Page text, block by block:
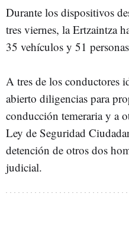
Durante los dispositivos
tres viernes, la Ertzaintza
35 vehículos y 51
A tres de los conductores
abierto diligencias para
conducción temeraria y a
Ley de Seguridad
detención de otros dos
judicial.